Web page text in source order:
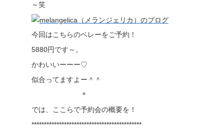
～笑
今回はこちらのベレーをご予約！
5880円です～。
かわいいーーー♡
似合ってますよー＾＾
＊
では、ここらで予約会の概要を！
********************************************